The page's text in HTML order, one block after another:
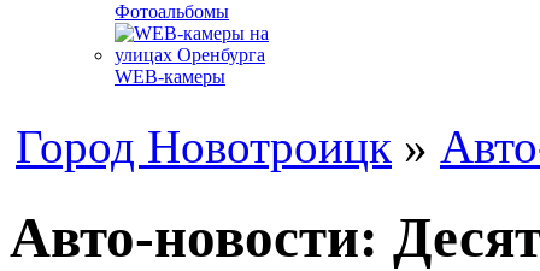
Фотоальбомы
WEB-камеры
Город Новотроицк »
Авто-новости: